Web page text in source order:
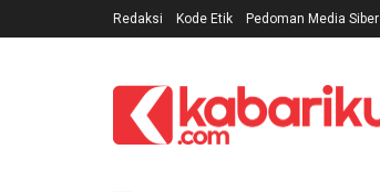
Redaksi Kode Etik Pedoman Media Siber